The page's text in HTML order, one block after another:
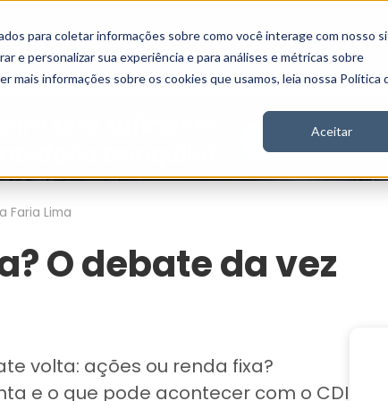
para coletar informações sobre como você interage com nosso
e personalizar sua experiência e para análises e métricas sobre
informações sobre os cookies que usamos, leia nossa Política
Aceitar
Vídeos Stories Inscreva-se
Faria Lima
O debate da vez
volta: ações ou renda fixa?
e o que pode acontecer com o CDI